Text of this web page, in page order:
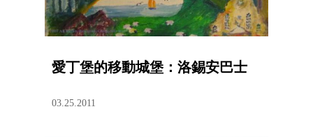
愛丁堡的移動城堡：洛錫安巴士
03.25.2011